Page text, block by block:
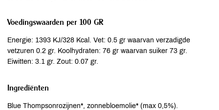
Voedingswaarden per 100 GR
Energie: 1393 KJ/328 Kcal. Vet: 0.5 gr waarvan verzadigde
vetzuren 0.2 gr. Koolhydraten: 76 gr waarvan suiker 73 gr.
Eiwitten: 3.1 gr. Zout: 0.07 gr.
Ingrediënten
Blue Thompsonrozijnen*, zonnebloemolie* (max 0,5%).